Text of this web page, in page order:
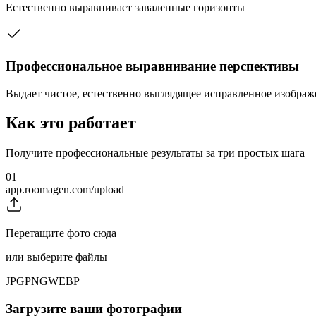
Естественно выравнивает заваленные горизонты
Профессиональное выравнивание перспективы
Выдает чистое, естественно выглядящее исправленное
Как это работает
Получите профессиональные результаты за три простых шага
01
app.roomagen.com/upload
Перетащите фото сюда
или выберите файлы
JPGPNGWEBP
Загрузите ваши фотографии